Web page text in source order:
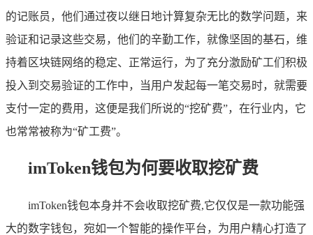
的记账员，他们通过夜以继日地计算复杂无比的数学问题，来
验证和记录这些交易，他们的辛勤工作，就像坚固的基石，维
持着区块链网络的稳定、正常运行，为了充分激励矿工们积极
投入到交易验证的工作中，当用户发起每一笔交易时，就需要
支付一定的费用，这便是我们所说的“挖矿费”，在行业内，它
也常常被称为“矿工费”。
imToken钱包为何要收取挖矿费
imToken钱包本身并不会收取挖矿费,它仅仅是一款功能强
大的数字钱包，宛如一个智能的操作平台，为用户精心打造了